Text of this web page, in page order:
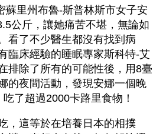
蘇里州布魯-斯普林斯市女子安
公斤，讓她痛苦不堪，無論如
看了不少醫生都沒有找到病
臨床經驗的睡眠專家斯科特-艾
排除了所有的可能性後，用8臺
的夜間活動，發現安娜一個晚
了超過2000卡路里食物！
，這等於在培養日本的相撲